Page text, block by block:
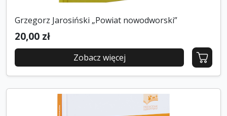
Grzegorz Jarosiński „Powiat nowodworski”
20,00 zł
Zobacz więcej